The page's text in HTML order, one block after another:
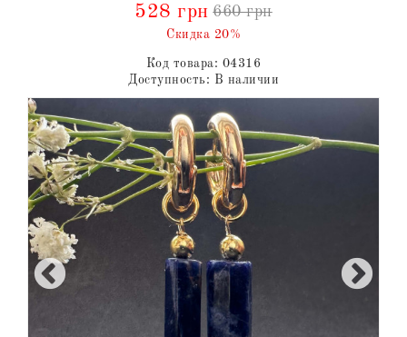
528 грн 660 грн
Скидка 20%
Код товара: 04316
Доступность: В наличии